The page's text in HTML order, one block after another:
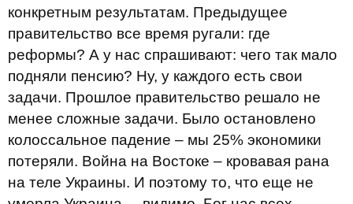
конкретным результатам. Предыдущее
правительство все время ругали: где
реформы? А у нас спрашивают: чего так мало
подняли пенсию? Ну, у каждого есть свои
задачи. Прошлое правительство решало не
менее сложные задачи. Было остановлено
колоссальное падение – мы 25% экономики
потеряли. Война на Востоке – кровавая рана
на теле Украины. И поэтому то, что еще не